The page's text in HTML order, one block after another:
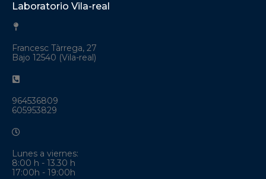
Laboratorio Vila-real
Francesc Tàrrega, 27
Bajo 12540 (Vila-real)
964536809
605953829
Lunes a viernes:
8:00 h - 13.30 h
17:00h - 19:00h